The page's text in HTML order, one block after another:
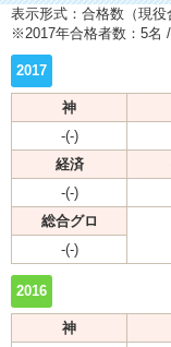
表示形式：合格数（現役
※2017年合格者数：5名
2017
神
-(-)
経済
-(-)
総合グロ
-(-)
2016
神